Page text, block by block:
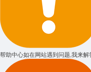
帮助中心如在网站遇到问题,我来解